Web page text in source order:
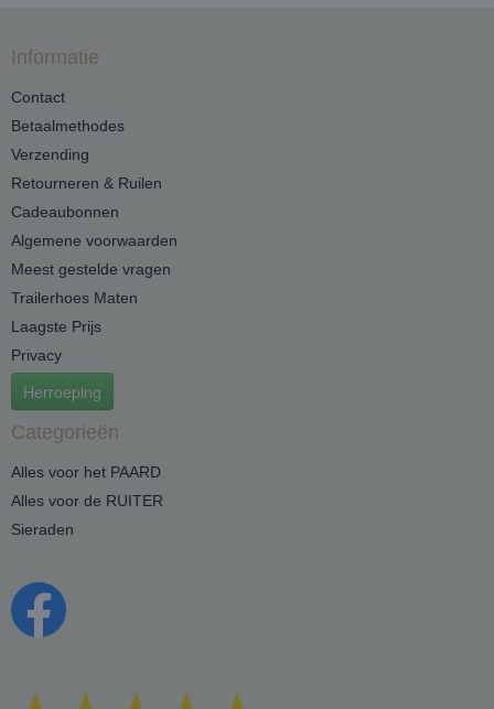
Informatie
Contact
Betaalmethodes
Verzending
Retourneren & Ruilen
Cadeaubonnen
Algemene voorwaarden
Meest gestelde vragen
Trailerhoes Maten
Laagste Prijs
Privacy
Herroeping
Categorieën
Alles voor het PAARD
Alles voor de RUITER
Sieraden